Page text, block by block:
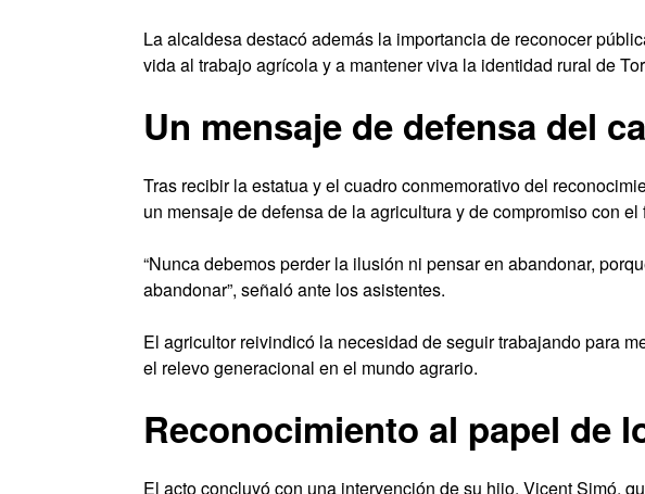
La alcaldesa destacó además la importancia de reconocer
vida al trabajo agrícola y a mantener viva la identidad rural de
Un mensaje de defensa del
Tras recibir la estatua y el cuadro conmemorativo del
un mensaje de defensa de la agricultura y de compromiso con el
“Nunca debemos perder la ilusión ni pensar en abandonar,
abandonar”, señaló ante los asistentes.
El agricultor reivindicó la necesidad de seguir trabajando para
el relevo generacional en el mundo agrario.
Reconocimiento al papel de
El acto concluyó con una intervención de su hijo, Vicent Simó,